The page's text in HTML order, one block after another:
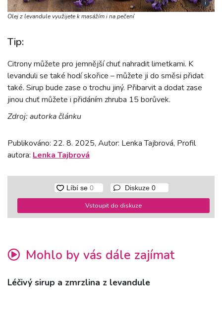
i
Olej z levandule využijete k masážím i na pečení
Tip:
Citrony můžete pro jemnější chuť nahradit limetkami. K
levanduli se také hodí skořice – můžete ji do směsi přidat
také. Sirup bude zase o trochu jiný. Přibarvit a dodat zase
jinou chuť můžete i přidáním zhruba 15 borůvek.
Zdroj: autorka článku
Publikováno: 22. 8. 2025, Autor: Lenka Tajbrová, Profil
autora: Lenka Tajbrová
Diskuze 0
Vstoupit do diskuze
Mohlo by vás dále zajímat
Léčivý sirup a zmrzlina z levandule